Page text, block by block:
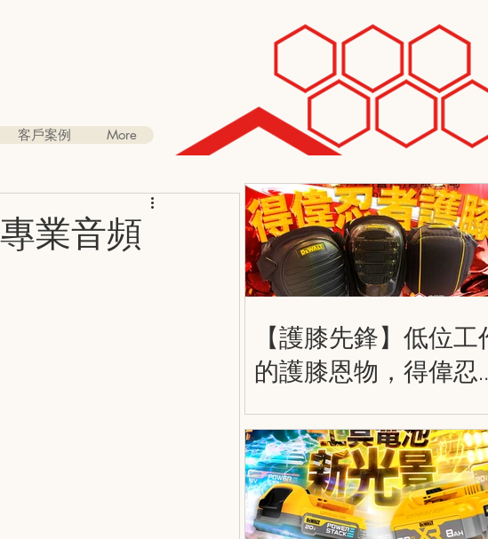
客戶案例 More
業音頻
【護膝先鋒】低位工
的護膝恩物，得偉忍
護膝 DWST590012
DWST590013
DWST590014